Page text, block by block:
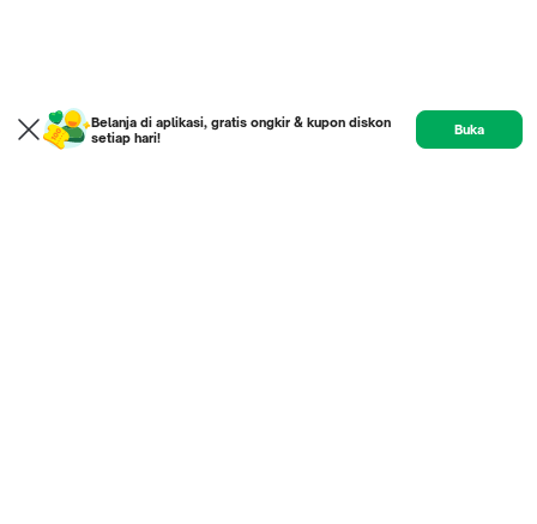
Belanja di aplikasi, gratis ongkir & kupon diskon
setiap hari!
Buka